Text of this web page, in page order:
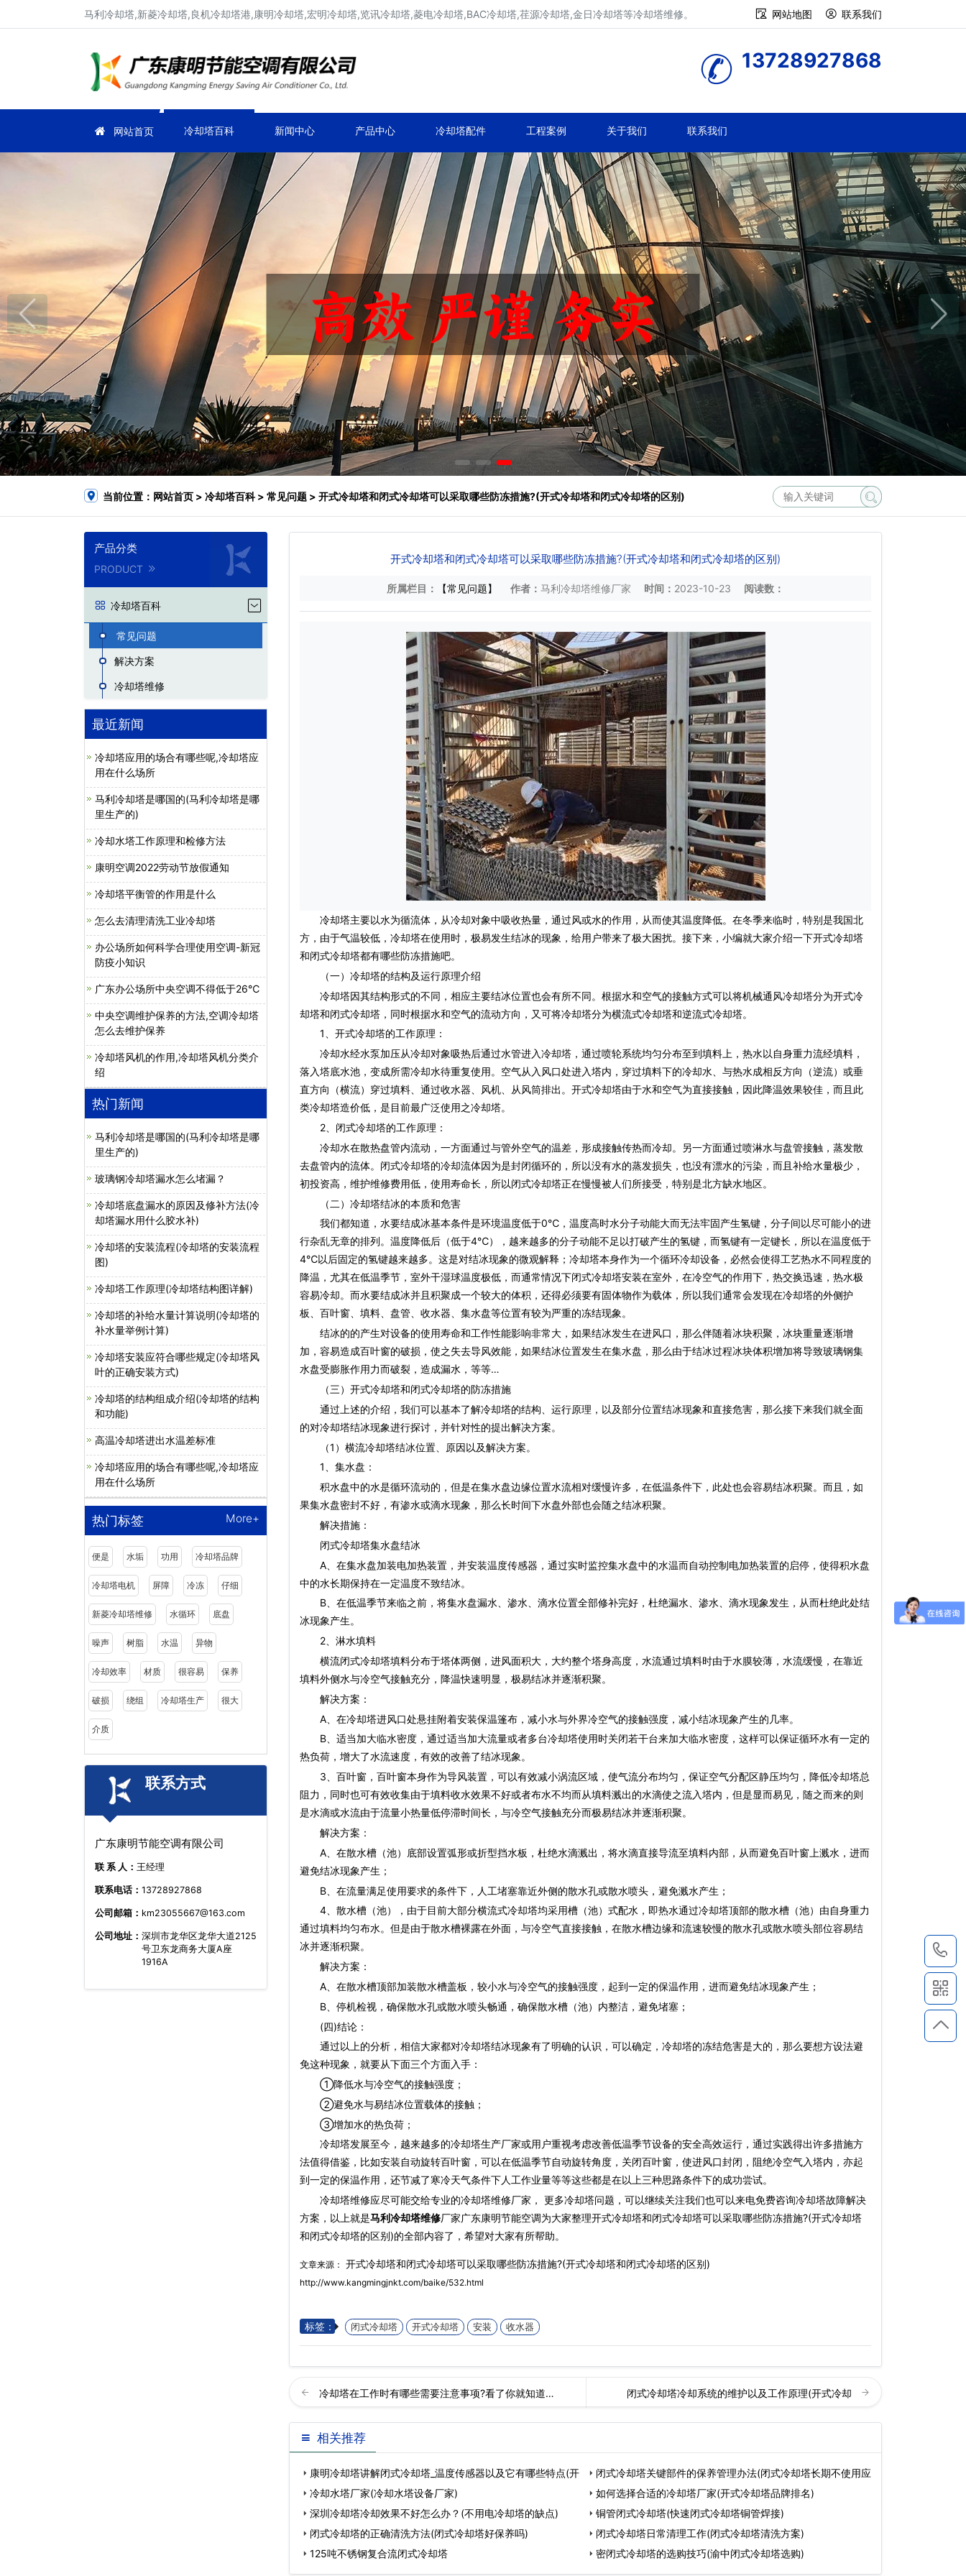
马利冷却塔,新菱冷却塔,良机冷却塔港,康明冷却塔,宏明冷却塔,览讯冷却塔,菱电冷却塔,BAC冷却塔,荏源冷却塔,金日冷却塔等冷却塔维修。 网站地图 联系我们
13728927868
网站首页 冷却塔百科 新闻中心 产品中心 冷却塔配件 工程案例 关于我们 联系我们
当前位置： 网站首页 > 冷却塔百科> 常见问题 > 开式冷却塔和闭式冷却塔可以采取哪些防冻措施?(开式冷却塔和闭式冷却塔的区别)
产品分类
PRODUCT
冷却塔百科
常见问题
解决方案
冷却塔维修
最近新闻
冷却塔应用的场合有哪些呢,冷却塔应
用在什么场所
马利冷却塔是哪国的(马利冷却塔是哪
里生产的)
冷却水塔工作原理和检修方法
康明空调2022劳动节放假通知
冷却塔平衡管的作用是什么
怎么去清理清洗工业冷却塔
办公场所如何科学合理使用空调-新冠
防疫小知识
广东办公场所中央空调不得低于26℃
中央空调维护保养的方法,空调冷却塔
怎么去维护保养
冷却塔风机的作用,冷却塔风机分类介
绍
热门新闻
马利冷却塔是哪国的(马利冷却塔是哪
里生产的)
玻璃钢冷却塔漏水怎么堵漏？
冷却塔底盘漏水的原因及修补方法(冷
却塔漏水用什么胶水补)
冷却塔的安装流程(冷却塔的安装流程
图)
冷却塔工作原理(冷却塔结构图详解)
冷却塔的补给水量计算说明(冷却塔的
补水量举例计算)
冷却塔安装应符合哪些规定(冷却塔风
叶的正确安装方式)
冷却塔的结构组成介绍(冷却塔的结构
和功能)
高温冷却塔进出水温差标准
冷却塔应用的场合有哪些呢,冷却塔应
用在什么场所
热门标签 More+
便是 水垢 功用 冷却塔品牌
冷却塔电机 屏障 冷冻 仔细
新菱冷却塔维修 水循环 底盘
噪声 树脂 水温 异物
冷却效率 材质 很容易 保养
破损 绕组 冷却塔生产 很大
介质
联系方式
广东康明节能空调有限公司
联 系 人： 王经理
联系电话： 13728927868
公司邮箱： km23055667@163.com
公司地址： 深圳市龙华区龙华大道2125
号卫东龙商务大厦A座
1916A
开式冷却塔和闭式冷却塔可以采取哪些防冻措施?(开式冷却塔和闭式冷却塔的区别)
所属栏目： 【常见问题】 作者： 马利冷却塔维修厂家 时间： 2023-10-23 阅读数：
冷却塔主要以水为循流体，从冷却对象中吸收热量，通过风或水的作用，从而使其温度降低。在冬季来临时，特别是我国北
方，由于气温较低，冷却塔在使用时，极易发生结冰的现象，给用户带来了极大困扰。接下来，小编就大家介绍一下开式冷却塔
和闭式冷却塔都有哪些防冻措施吧。
（一）冷却塔的结构及运行原理介绍
冷却塔因其结构形式的不同，相应主要结冰位置也会有所不同。根据水和空气的接触方式可以将机械通风冷却塔分为开式冷
却塔和闭式冷却塔，同时根据水和空气的流动方向，又可将冷却塔分为横流式冷却塔和逆流式冷却塔。
1、开式冷却塔的工作原理：
冷却水经水泵加压从冷却对象吸热后通过水管进入冷却塔，通过喷轮系统均匀分布至到填料上，热水以自身重力流经填料，
落入塔底水池，变成所需冷却水待重复使用。空气从入风口处进入塔内，穿过填料下的冷却水、与热水成相反方向（逆流）或垂
直方向（横流）穿过填料、通过收水器、风机、从风筒排出。开式冷却塔由于水和空气为直接接触，因此降温效果较佳，而且此
类冷却塔造价低，是目前最广泛使用之冷却塔。
2、闭式冷却塔的工作原理：
冷却水在散热盘管内流动，一方面通过与管外空气的温差，形成接触传热而冷却。另一方面通过喷淋水与盘管接触，蒸发散
去盘管内的流体。闭式冷却塔的冷却流体因为是封闭循环的，所以没有水的蒸发损失，也没有漂水的污染，而且补给水量极少，
初投资高，维护维修费用低，使用寿命长，所以闭式冷却塔正在慢慢被人们所接受，特别是北方缺水地区。
（二）冷却塔结冰的本质和危害
我们都知道，水要结成冰基本条件是环境温度低于0℃，温度高时水分子动能大而无法牢固产生氢键，分子间以尽可能小的进
行杂乱无章的排列。温度降低后（低于4℃），越来越多的分子动能不足以打破产生的氢键，而氢键有一定键长，所以在温度低于
4℃以后固定的氢键越来越多。这是对结冰现象的微观解释；冷却塔本身作为一个循环冷却设备，必然会使得工艺热水不同程度的
降温，尤其在低温季节，室外干湿球温度极低，而通常情况下闭式冷却塔安装在室外，在冷空气的作用下，热交换迅速，热水极
容易冷却。而水要结成冰并且积聚成一个较大的体积，还得必须要有固体物作为载体，所以我们通常会发现在冷却塔的外侧护
板、百叶窗、填料、盘管、收水器、集水盘等位置有较为严重的冻结现象。
结冰的的产生对设备的使用寿命和工作性能影响非常大，如果结冰发生在进风口，那么伴随着冰块积聚，冰块重量逐渐增
加，容易造成百叶窗的破损，使之失去导风效能，如果结冰位置发生在集水盘，那么由于结冰过程冰块体积增加将导致玻璃钢集
水盘受膨胀作用力而破裂，造成漏水，等等…
（三）开式冷却塔和闭式冷却塔的防冻措施
通过上述的介绍，我们可以基本了解冷却塔的结构、运行原理，以及部分位置结冰现象和直接危害，那么接下来我们就全面
的对冷却塔结冰现象进行探讨，并针对性的提出解决方案。
（1）横流冷却塔结冰位置、原因以及解决方案。
1、集水盘：
积水盘中的水是循环流动的，但是在集水盘边缘位置水流相对缓慢许多，在低温条件下，此处也会容易结冰积聚。而且，如
果集水盘密封不好，有渗水或滴水现象，那么长时间下水盘外部也会随之结冰积聚。
解决措施：
闭式冷却塔集水盘结冰
A、在集水盘加装电加热装置，并安装温度传感器，通过实时监控集水盘中的水温而自动控制电加热装置的启停，使得积水盘
中的水长期保持在一定温度不致结冰。
B、在低温季节来临之前，将集水盘漏水、渗水、滴水位置全部修补完好，杜绝漏水、渗水、滴水现象发生，从而杜绝此处结
冰现象产生。
2、淋水填料
横流闭式冷却塔填料分布于塔体两侧，进风面积大，大约整个塔身高度，水流通过填料时由于水膜较薄，水流缓慢，在靠近
填料外侧水与冷空气接触充分，降温快速明显，极易结冰并逐渐积聚。
解决方案：
A、在冷却塔进风口处悬挂附着安装保温篷布，减小水与外界冷空气的接触强度，减小结冰现象产生的几率。
B、适当加大临水密度，通过适当加大流量或者多台冷却塔使用时关闭若干台来加大临水密度，这样可以保证循环水有一定的
热负荷，增大了水流速度，有效的改善了结冰现象。
3、百叶窗，百叶窗本身作为导风装置，可以有效减小涡流区域，使气流分布均匀，保证空气分配区静压均匀，降低冷却塔总
阻力，同时也可有效收集由于填料收水效果不好或者布水不均而从填料溅出的水滴使之流入塔内，但是显而易见，随之而来的则
是水滴或水流由于流量小热量低停滞时间长，与冷空气接触充分而极易结冰并逐渐积聚。
解决方案：
A、在散水槽（池）底部设置弧形或折型挡水板，杜绝水滴溅出，将水滴直接导流至填料内部，从而避免百叶窗上溅水，进而
避免结冰现象产生；
B、在流量满足使用要求的条件下，人工堵塞靠近外侧的散水孔或散水喷头，避免溅水产生；
4、散水槽（池），由于目前大部分横流式冷却塔均采用槽（池）式配水，即热水通过冷却塔顶部的散水槽（池）由自身重力
通过填料均匀布水。但是由于散水槽裸露在外面，与冷空气直接接触，在散水槽边缘和流速较慢的散水孔或散水喷头部位容易结
冰并逐渐积聚。
解决方案：
A、在散水槽顶部加装散水槽盖板，较小水与冷空气的接触强度，起到一定的保温作用，进而避免结冰现象产生；
B、停机检视，确保散水孔或散水喷头畅通，确保散水槽（池）内整洁，避免堵塞；
(四)结论：
通过以上的分析，相信大家都对冷却塔结冰现象有了明确的认识，可以确定，冷却塔的冻结危害是大的，那么要想方设法避
免这种现象，就要从下面三个方面入手：
①降低水与冷空气的接触强度；
②避免水与易结冰位置载体的接触；
③增加水的热负荷；
冷却塔发展至今，越来越多的冷却塔生产厂家或用户重视考虑改善低温季节设备的安全高效运行，通过实践得出许多措施方
法值得借鉴，比如安装自动旋转百叶窗，可以在低温季节自动旋转角度，关闭百叶窗，使进风口封闭，阻绝冷空气入塔内，亦起
到一定的保温作用，还节减了寒冷天气条件下人工作业量等等这些都是在以上三种思路条件下的成功尝试。
冷却塔维修应尽可能交给专业的冷却塔维修厂家， 更多冷却塔问题，可以继续关注我们也可以来电免费咨询冷却塔故障解决
方案，以上就是马利冷却塔维修厂家广东康明节能空调为大家整理开式冷却塔和闭式冷却塔可以采取哪些防冻措施?(开式冷却塔
和闭式冷却塔的区别)的全部内容了，希望对大家有所帮助。
文章来源： 开式冷却塔和闭式冷却塔可以采取哪些防冻措施?(开式冷却塔和闭式冷却塔的区别)
http://www.kangmingjnkt.com/baike/532.html
标签： 闭式冷却塔 开式冷却塔 安装 收水器
冷却塔在工作时有哪些需要注意事项?看了你就知道… 闭式冷却塔冷却系统的维护以及工作原理(开式冷却
相关推荐
康明冷却塔讲解闭式冷却塔_温度传感器以及它有哪些特点(开
闭式冷却塔关键部件的保养管理办法(闭式冷却塔长期不使用应
冷却水塔厂家(冷却水塔设备厂家)
如何选择合适的冷却塔厂家(开式冷却塔品牌排名)
深圳冷却塔冷却效果不好怎么办？(不用电冷却塔的缺点)
铜管闭式冷却塔(快速闭式冷却塔铜管焊接)
闭式冷却塔的正确清洗方法(闭式冷却塔好保养吗)
闭式冷却塔日常清理工作(闭式冷却塔清洗方案)
125吨不锈钢复合流闭式冷却塔
密闭式冷却塔的选购技巧(渝中闭式冷却塔选购)